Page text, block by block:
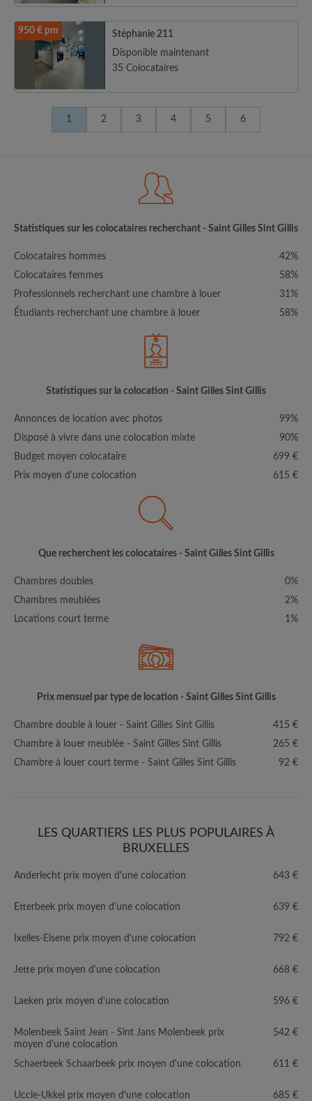
950 € pm
Stéphanie 211
Disponible maintenant
35 Colocataires
1 2 3 4 5 6
Statistiques sur les colocataires recherchant - Saint Gilles Sint Gillis
Colocataires hommes
42%
Colocataires femmes
58%
Professionnels recherchant une chambre à louer
31%
Étudiants recherchant une chambre à louer
58%
Statistiques sur la colocation - Saint Gilles Sint Gillis
Annonces de location avec photos
99%
Disposé à vivre dans une colocation mixte
90%
Budget moyen colocataire
699 €
Prix moyen d'une colocation
615 €
Que recherchent les colocataires - Saint Gilles Sint Gillis
Chambres doubles
0%
Chambres meublées
2%
Locations court terme
1%
Prix mensuel par type de location - Saint Gilles Sint Gillis
Chambre double à louer - Saint Gilles Sint Gillis
415 €
Chambre à louer meublée - Saint Gilles Sint Gillis
265 €
Chambre à louer court terme - Saint Gilles Sint Gillis
92 €
LES QUARTIERS LES PLUS POPULAIRES À
BRUXELLES
Anderlecht prix moyen d'une colocation 643 €
Etterbeek prix moyen d'une colocation 639 €
Ixelles-Elsene prix moyen d'une colocation 792 €
Jette prix moyen d'une colocation 668 €
Laeken prix moyen d'une colocation 596 €
Molenbeek Saint Jean - Sint Jans Molenbeek prix
moyen d'une colocation
542 €
Schaerbeek Schaarbeek prix moyen d'une colocation 611 €
Uccle-Ukkel prix moyen d'une colocation 685 €